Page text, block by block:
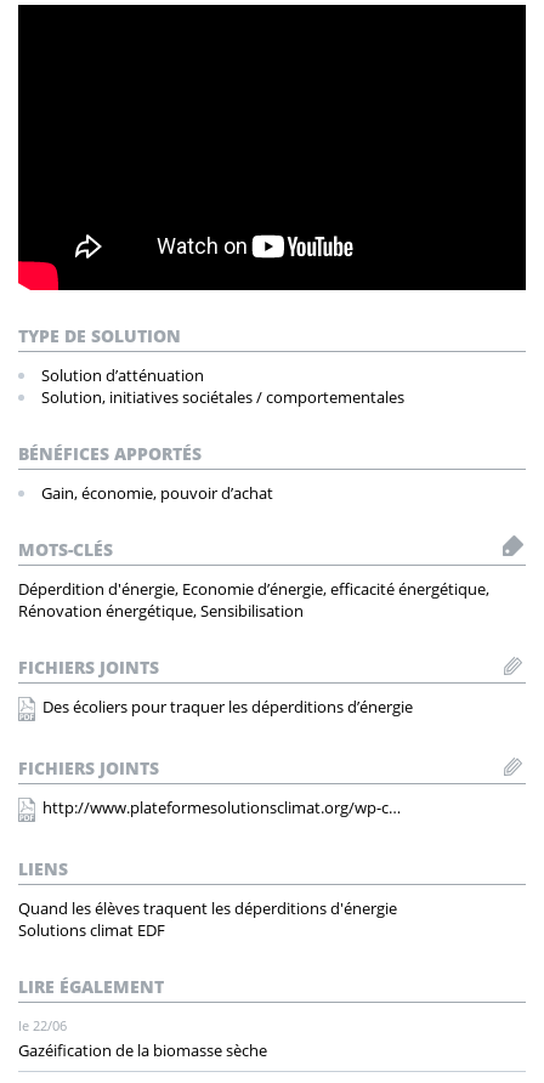
TYPE DE SOLUTION
Solution d’atténuation
Solution, initiatives sociétales / comportementales
BÉNÉFICES APPORTÉS
Gain, économie, pouvoir d’achat
MOTS-CLÉS
Déperdition d'énergie, Economie d’énergie, efficacité énergétique,
Rénovation énergétique, Sensibilisation
FICHIERS JOINTS
Des écoliers pour traquer les déperditions d’énergie
FICHIERS JOINTS
http://www.plateformesolutionsclimat.org/wp-c…
LIENS
Quand les élèves traquent les déperditions d'énergie
Solutions climat EDF
LIRE ÉGALEMENT
le 22/06
Gazéification de la biomasse sèche